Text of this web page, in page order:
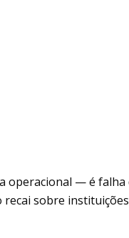
— é falha
sobre